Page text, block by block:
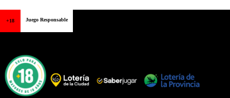
+18 Juego Responsable